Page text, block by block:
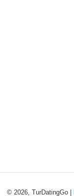
© 2026, TurDatingGo |